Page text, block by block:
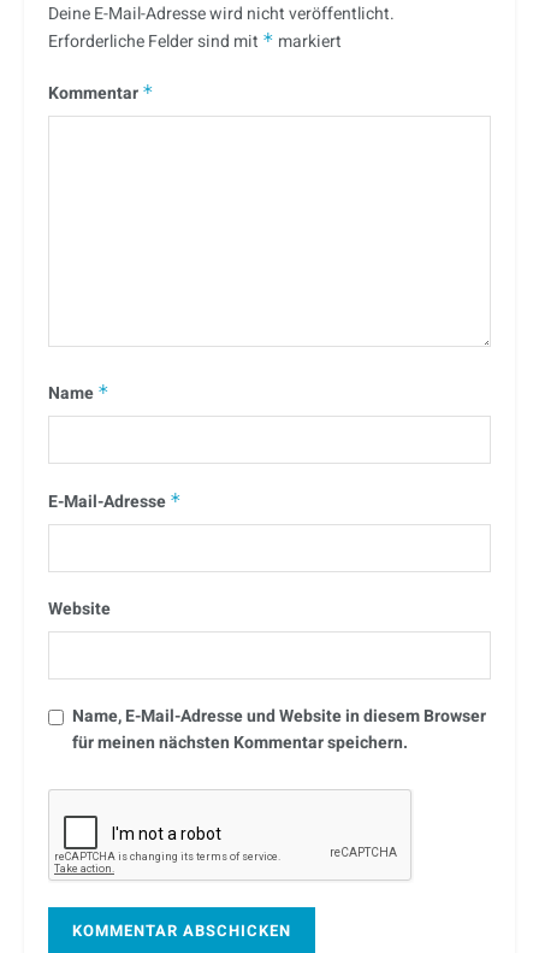
Deine E-Mail-Adresse wird nicht veröffentlicht.
Erforderliche Felder sind mit * markiert
Kommentar *
Name *
E-Mail-Adresse *
Website
Name, E-Mail-Adresse und Website in diesem Browser
für meinen nächsten Kommentar speichern.